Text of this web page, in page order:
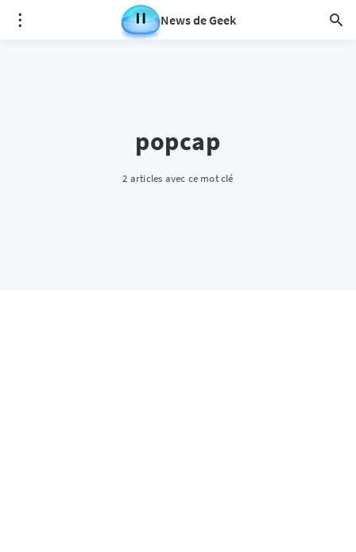
News de Geek
popcap
2 articles avec ce mot clé